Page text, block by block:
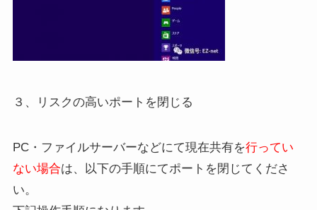
３、リスクの高いポートを閉じる
PC・ファイルサーバーなどにて現在共有を行ってい
ない場合は、以下の手順にてポートを閉じてくださ
い。